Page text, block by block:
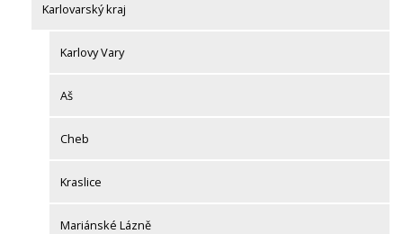
Karlovarský kraj
Karlovy Vary
Aš
Cheb
Kraslice
Mariánské Lázně